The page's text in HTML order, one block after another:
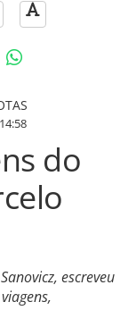
14:58
do
escreveu